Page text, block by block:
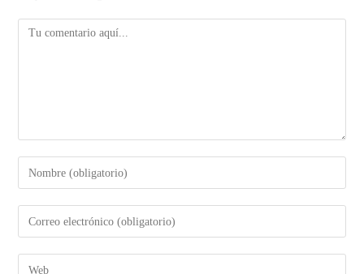
Comentario
Introduce
tu
nombre
Introduce
tu
dirección
Introduce